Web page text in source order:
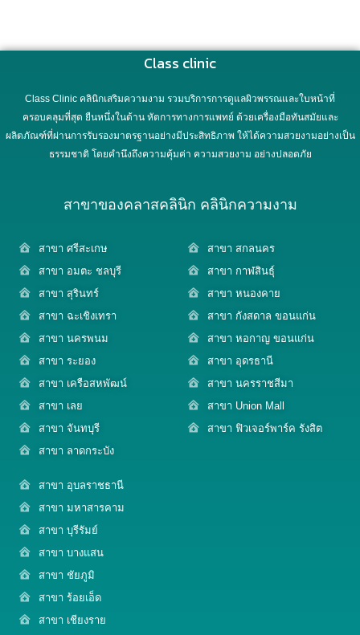
Class clinic
Class Clinic คลินิกเสริมความงาม รวมบริการการดูแลผิวพรรณและใบหน้าที่
ครอบคลุมที่สุด ยืนหนึ่งในด้าน หัตการทางการแพทย์ ด้วยเครื่องมือทันสมัยและ
ผลิตภัณฑ์ที่ผ่านการรับรองมาตรฐานอย่างมีประสิทธิภาพ ให้ได้ความสวยงามอย่างเป็น
ธรรมชาติ โดยคำนึงถึงความคุ้มค่า ความสวยงาม อย่างปลอดภัย
สาขาของคลาสคลินิก คลินิกความงาม
สาขา ศรีสะเกษ
สาขา อมตะ ชลบุรี
สาขา สุรินทร์
สาขา ฉะเชิงเทรา
สาขา นครพนม
สาขา ระยอง
สาขา เครือสหพัฒน์
สาขา เลย
สาขา จันทบุรี
สาขา ลาดกระบัง
สาขา สกลนคร
สาขา กาฬสินธุ์
สาขา หนองคาย
สาขา กังสดาล ขอนแก่น
สาขา หอกาญ ขอนแก่น
สาขา อุดรธานี
สาขา นครราชสีมา
สาขา Union Mall
สาขา ฟิวเจอร์พาร์ค รังสิต
สาขา อุบลราชธานี
สาขา มหาสารคาม
สาขา บุรีรัมย์
สาขา บางแสน
สาขา ชัยภูมิ
สาขา ร้อยเอ็ด
สาขา เชียงราย